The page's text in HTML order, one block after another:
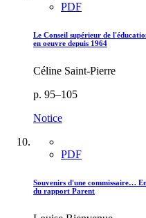
PDF
Le Conseil supérieur de
en oeuvre depuis 1964
Céline Saint-Pierre
p. 95–105
Notice
PDF
Souvenirs d'une commissaire…
du rapport Parent